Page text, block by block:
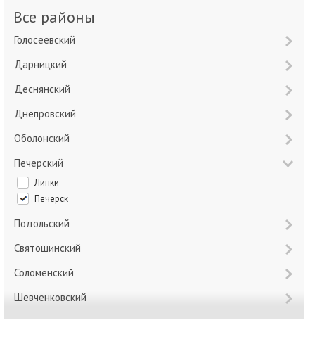
Все районы
Голосеевский
Дарницкий
Деснянский
Днепровский
Оболонский
Печерский
Липки
Печерск
Подольский
Святошинский
Соломенский
Шевченковский